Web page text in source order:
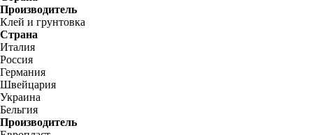
Производитель
Клей и грунтовка
Страна
Италия
Россия
Германия
Швейцария
Украина
Бельгия
Производитель